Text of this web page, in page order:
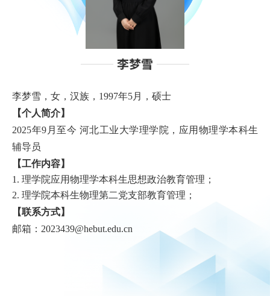
李梦雪
李梦雪，女，汉族，1997年5月，硕士
【个人简介】
2025年9月至今 河北工业大学理学院，应用物理学本科生
辅导员
【工作内容】
理学院应用物理学本科生思想政治教育管理；
理学院本科生物理第二党支部教育管理；
【联系方式】
邮箱：2023439@hebut.edu.cn